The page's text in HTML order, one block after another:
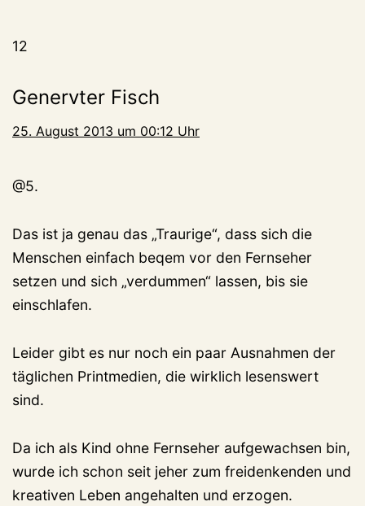
12
Genervter Fisch
25. August 2013 um 00:12 Uhr
@5.
Das ist ja genau das „Traurige“, dass sich die
Menschen einfach beqem vor den Fernseher
setzen und sich „verdummen“ lassen, bis sie
einschlafen.
Leider gibt es nur noch ein paar Ausnahmen der
täglichen Printmedien, die wirklich lesenswert
sind.
Da ich als Kind ohne Fernseher aufgewachsen bin,
wurde ich schon seit jeher zum freidenkenden und
kreativen Leben angehalten und erzogen.